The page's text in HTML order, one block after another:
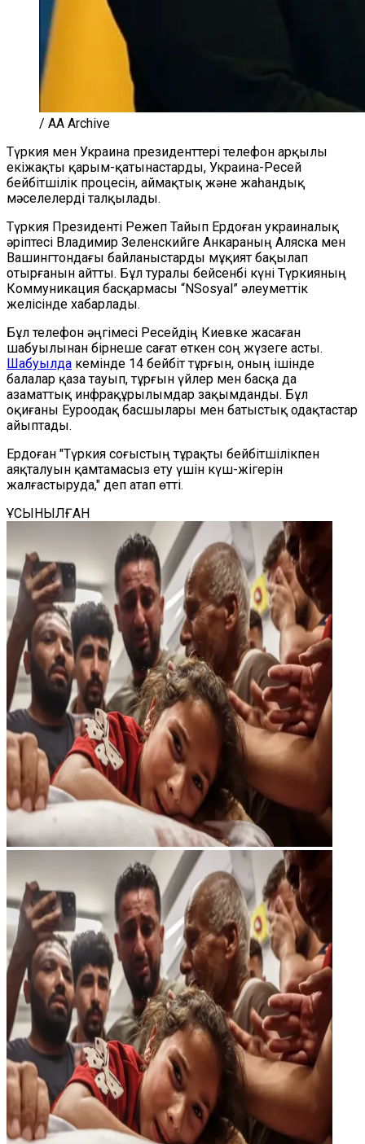
/ AA Archive
Түркия мен Украина президенттері телефон арқылы
екіжақты қарым-қатынастарды, Украина-Ресей
бейбітшілік процесін, аймақтық және жаһандық
мәселелерді талқылады.
Түркия Президенті Режеп Тайып Ердоған украиналық
әріптесі Владимир Зеленскийге Анкараның Аляска мен
Вашингтондағы байланыстарды мұқият бақылап
отырғанын айтты. Бұл туралы бейсенбі күні Түркияның
Коммуникация басқармасы “NSosyal” әлеуметтік
желісінде хабарлады.
Бұл телефон әңгімесі Ресейдің Киевке жасаған
шабуылынан бірнеше сағат өткен соң жүзеге асты.
Шабуылда кемінде 14 бейбіт тұрғын, оның ішінде
балалар қаза тауып, тұрғын үйлер мен басқа да
азаматтық инфрақұрылымдар зақымданды. Бұл
оқиғаны Еуроодақ басшылары мен батыстық одақтастар
айыптады.
Ердоған "Түркия соғыстың тұрақты бейбітшілікпен
аяқталуын қамтамасыз ету үшін күш-жігерін
жалғастыруда," деп атап өтті.
ҰСЫНЫЛҒАН